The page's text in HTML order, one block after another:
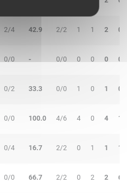
2/4 42.9 2/2 1 1 2 0
0/0 - 0/0 0 0 0 0
0/2 33.3 0/0 1 0 1 0
0/0 100.0 4/6 4 0 4 1
0/4 16.7 2/2 0 1 1 1
0/0 66.7 2/2 0 2 2 6